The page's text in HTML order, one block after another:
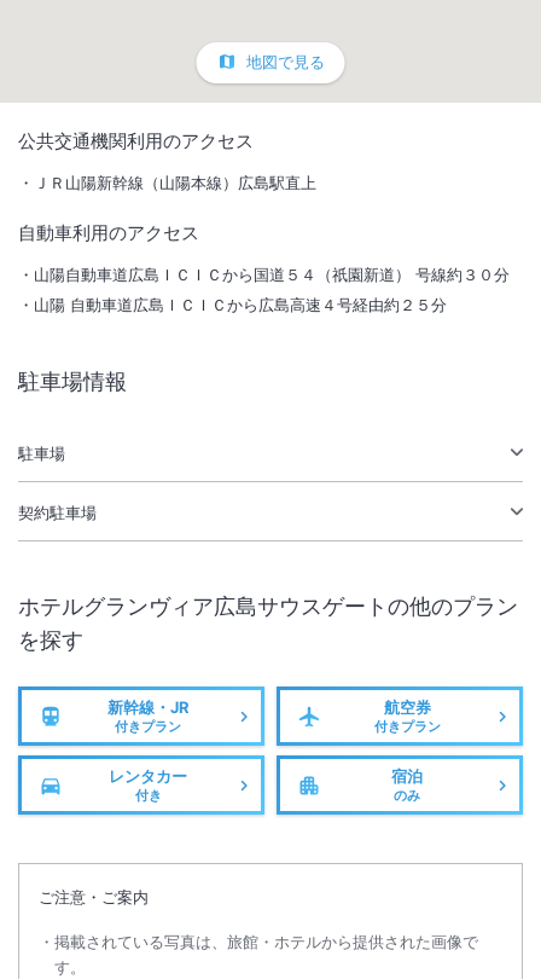
ホテルグランヴィア広島サウスゲートの開業により、「ホテルグラン
二館体制のもと、「グランヴィア広島」で宴会場利用と併せて、「サウ
提案させていただきます。
駅徒歩5分 駐車場あり
2026年5月1日（金）からコンセプトフロアのお客様にご提供している
フリーフローの時間を下記の通り変更させて頂きます。
お客様からの多くのご要望にお応えし、よりご利用頂きやすい時間帯に
変更いたしますのでご理解の程宜しくお願いします。
2026年4月30日（木）まで
15：00～19：00
2026年5月1日（金）から
地図で見る
公共交通機関利用のアクセス
ＪＲ山陽新幹線（山陽本線）広島駅直上
自動車利用のアクセス
山陽自動車道広島ＩＣＩＣから国道５４（祇園新道） 号線約３０分
山陽 自動車道広島ＩＣＩＣから広島高速４号経由約２５分
駐車場情報
駐車場
契約駐車場
ホテルグランヴィア広島サウスゲートの他のプラン
を探す
新幹線・JR
付きプラン
航空券
付きプラン
レンタカー
付き
宿泊
のみ
ご注意・ご案内
掲載されている写真は、旅館・ホテルから提供された画像で
す。